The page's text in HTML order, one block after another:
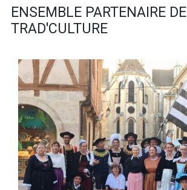
ENSEMBLE PARTENAIRE DE
TRAD'CULTURE